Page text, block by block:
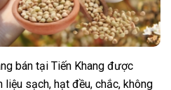
bán tại Tiến Khang được
liệu sạch, hạt đều, chắc, không